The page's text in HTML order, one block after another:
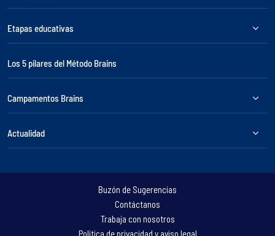
Etapas educativas
Los 5 pilares del Método Brains
Campamentos Brains
Actualidad
Buzón de Sugerencias
Contáctanos
Trabaja con nosotros
Política de privacidad y aviso legal